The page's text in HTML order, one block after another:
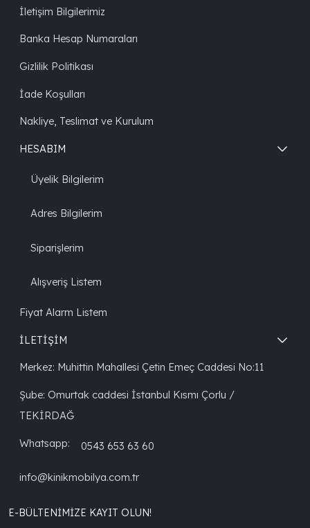
İletişim Bilgilerimiz
Banka Hesap Numaraları
Gizlilik Politikası
İade Koşulları
Nakliye, Teslimat ve Kurulum
HESABIM
Üyelik Bilgilerim
Adres Bilgilerim
Siparişlerim
Alışveriş Listem
Fiyat Alarm Listem
İLETİŞİM
Merkez: Muhittin Mahallesi Çetin Emeç Caddesi No:11
Şube: Omurtak caddesi İstanbul Kısmı Çorlu /
TEKİRDAĞ
Whatsapp: 0543 653 63 60
info@kinikmobilya.com.tr
E-BÜLTENIMIZE KAYIT OLUN!